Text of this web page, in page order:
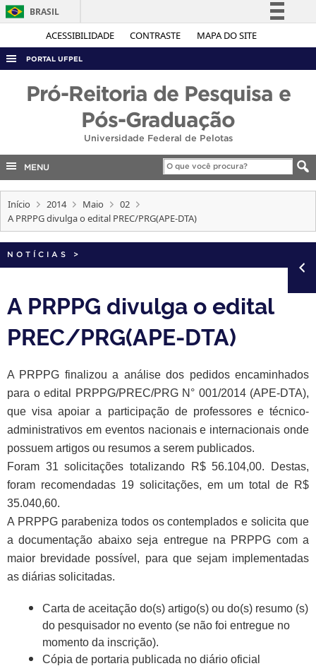
ACESSIBILIDADE CONTRASTE MAPA DO SITE
BRASIL
Simplifique!
Acesso à informação
Legislação
Canais
PORTAL UFPEL
CONCURSOS
EDITAIS
INTERNACIONAL
PORTARIAS
Pró-Reitoria de Pesquisa e
Pós-Graduação
Universidade Federal de Pelotas
MENU
Início 2014 Maio
02
A PRPPG divulga o edital PREC/PRG(APE-DTA)
NOTÍCIAS >
A PRPPG divulga o edital
PREC/PRG(APE-DTA)
A PRPPG finalizou a análise dos pedidos encaminhados
para o edital PRPPG/PREC/PRG N° 001/2014 (APE-DTA),
que visa apoiar a participação de professores e técnico-
administrativos em eventos nacionais e internacionais onde
possuem artigos ou resumos a serem publicados.
Foram 31 solicitações totalizando R$ 56.104,00. Destas,
foram recomendadas 19 solicitações, em um total de R$
35.040,60.
A PRPPG parabeniza todos os contemplados e solicita que
a documentação abaixo seja entregue na PRPPG com a
maior brevidade possível, para que sejam implementadas
as diárias solicitadas.
Carta de aceitação do(s) artigo(s) ou do(s) resumo (s)
do pesquisador no evento (se não foi entregue no
momento da inscrição).
Cópia de portaria publicada no diário oficial